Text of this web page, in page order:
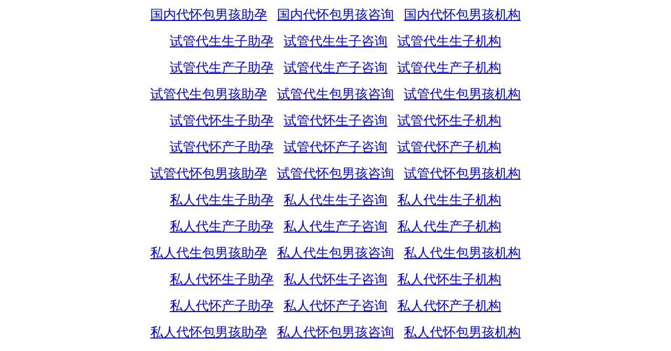
国内代怀包男孩助孕
国内代怀包男孩咨询
国内代怀包男孩机构
试管代生生子助孕
试管代生生子咨询
试管代生生子机构
试管代生产子助孕
试管代生产子咨询
试管代生产子机构
试管代生包男孩助孕
试管代生包男孩咨询
试管代生包男孩机构
试管代怀生子助孕
试管代怀生子咨询
试管代怀生子机构
试管代怀产子助孕
试管代怀产子咨询
试管代怀产子机构
试管代怀包男孩助孕
试管代怀包男孩咨询
试管代怀包男孩机构
私人代生生子助孕
私人代生生子咨询
私人代生生子机构
私人代生产子助孕
私人代生产子咨询
私人代生产子机构
私人代生包男孩助孕
私人代生包男孩咨询
私人代生包男孩机构
私人代怀生子助孕
私人代怀生子咨询
私人代怀生子机构
私人代怀产子助孕
私人代怀产子咨询
私人代怀产子机构
私人代怀包男孩助孕
私人代怀包男孩咨询
私人代怀包男孩机构